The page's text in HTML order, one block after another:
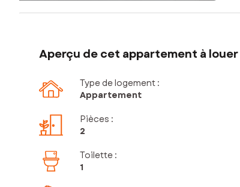
Aperçu de cet appartement à louer
Type de logement :
Appartement
Pièces :
2
Toilette :
1